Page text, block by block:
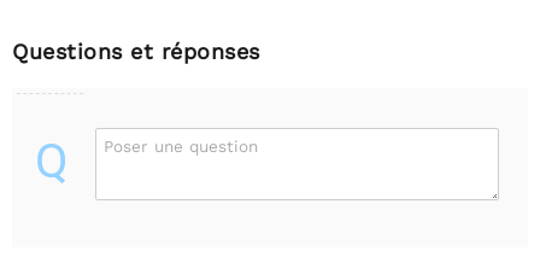
Questions et réponses
Q Poser une question